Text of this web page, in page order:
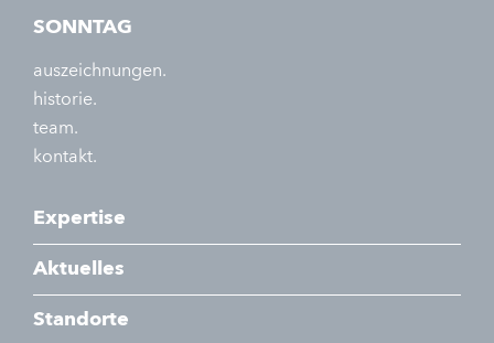
SONNTAG
auszeichnungen.
historie.
team.
kontakt.
Expertise
Aktuelles
Standorte